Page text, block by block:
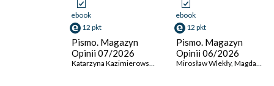
ebook
12 pkt
Pismo. Magazyn
Opinii 07/2026
Katarzyna Kazimierowska Krzysztof Kamil Baczyński
ebook
12 pkt
Pismo. Magazyn
Opinii 06/2026
Mirosław Wlekły,Magdalena Bigaj